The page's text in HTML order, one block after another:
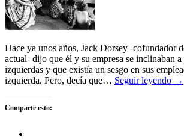
Hace ya unos años, Jack Dorsey -cofundador
actual- dijo que él y su empresa se inclinaban
izquierdas y que existía un sesgo en sus
izquierda. Pero, decía que… Seguir leyendo →
Comparte esto: